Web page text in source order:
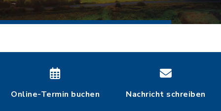
Online-Termin buchen Nachricht schreiben